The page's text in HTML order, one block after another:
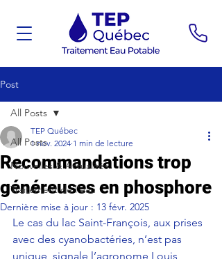
Post
All Posts
Nouvelles & Actualités
Traitement de l'eau
All Posts
Recommandations trop
généreuses en phosphore
TEP Québec
1 nov. 2024 1 min de lecture
Dernière mise à jour : 13 févr. 2025
Le cas du lac Saint-François, aux prises
avec des cyanobactéries, n’est pas
unique, signale l’agronome Louis